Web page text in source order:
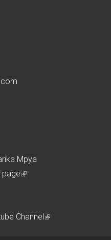
Mpya
page(
n
Channel(